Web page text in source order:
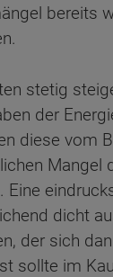
bereits
stetig
der
diese vom
Mangel
Eine
dicht
der sich
sollte im